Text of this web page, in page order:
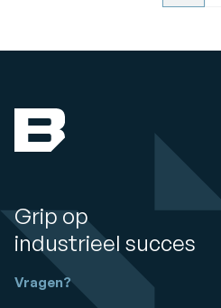
Grip op
industrieel succes
Vragen?